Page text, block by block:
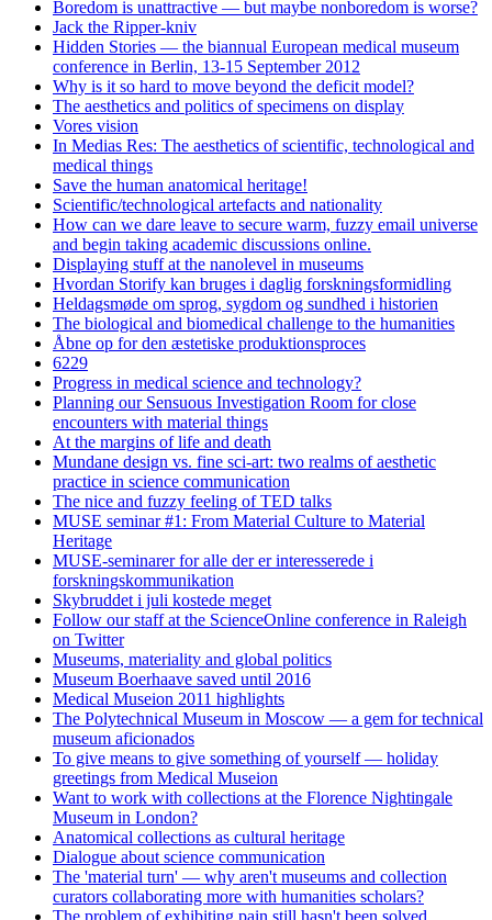
Boredom is unattractive — but maybe nonboredom is worse?
Jack the Ripper-kniv
Hidden Stories — the biannual European medical museum
conference in Berlin, 13-15 September 2012
Why is it so hard to move beyond the deficit model?
The aesthetics and politics of specimens on display
Vores vision
In Medias Res: The aesthetics of scientific, technological and
medical things
Save the human anatomical heritage!
Scientific/technological artefacts and nationality
How can we dare leave to secure warm, fuzzy email universe
and begin taking academic discussions online.
Displaying stuff at the nanolevel in museums
Hvordan Storify kan bruges i daglig forskningsformidling
Heldagsmøde om sprog, sygdom og sundhed i historien
The biological and biomedical challenge to the humanities
Åbne op for den æstetiske produktionsproces
6229
Progress in medical science and technology?
Planning our Sensuous Investigation Room for close
encounters with material things
At the margins of life and death
Mundane design vs. fine sci-art: two realms of aesthetic
practice in science communication
The nice and fuzzy feeling of TED talks
MUSE seminar #1: From Material Culture to Material
Heritage
MUSE-seminarer for alle der er interesserede i
forskningskommunikation
Skybruddet i juli kostede meget
Follow our staff at the ScienceOnline conference in Raleigh
on Twitter
Museums, materiality and global politics
Museum Boerhaave saved until 2016
Medical Museion 2011 highlights
The Polytechnical Museum in Moscow — a gem for technical
museum aficionados
To give means to give something of yourself — holiday
greetings from Medical Museion
Want to work with collections at the Florence Nightingale
Museum in London?
Anatomical collections as cultural heritage
Dialogue about science communication
The 'material turn' — why aren't museums and collection
curators collaborating more with humanities scholars?
The problem of exhibiting pain still hasn't been solved